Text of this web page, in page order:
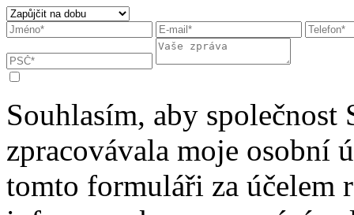
Souhlasím, aby společnost
zpracovávala moje osobní
tomto formuláři za účelem